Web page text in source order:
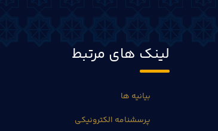
لینک های مرتبط
بیانیه ها
پرسشنامه الکترونیکی